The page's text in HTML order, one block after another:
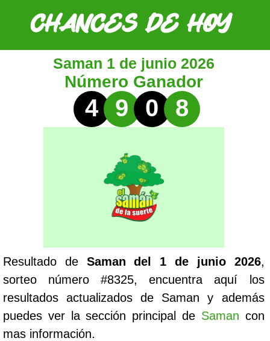
Saman 1 de junio 2026
Número Ganador
4 9 0 8
Resultado de Saman del 1 de junio 2026,
sorteo número #8325, encuentra aquí los
resultados actualizados de Saman y además
puedes ver la sección principal de Saman con
mas información.